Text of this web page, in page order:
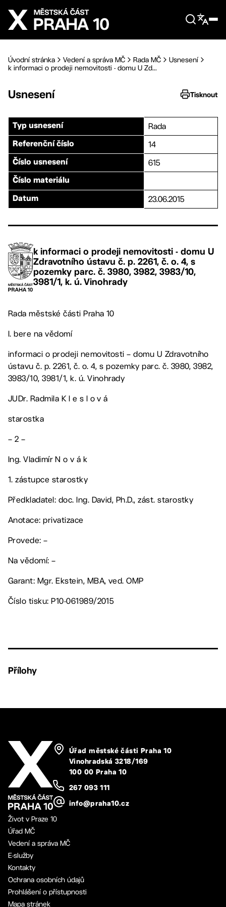
Přejít na hlavní obsah
Úvodní stránka Vedení a správa MČ Rada MČ
Usnesení
k informaci o prodeji nemovitosti - domu U Zd...
Usnesení Tisknout
Typ usnesení Rada
Referenční číslo 14
Číslo usnesení 615
Číslo materiálu
Datum 23.06.2015
k informaci o prodeji nemovitosti - domu U
Zdravotního ústavu č. p. 2261, č. o. 4, s
pozemky parc. č. 3980, 3982, 3983/10,
3981/1, k. ú. Vinohrady
Rada městské části Praha 10
I. bere na vědomí
informaci o prodeji nemovitosti – domu U Zdravotního
ústavu č. p. 2261, č. o. 4, s pozemky parc. č. 3980, 3982,
3983/10, 3981/1, k. ú. Vinohrady
JUDr. Radmila K l e s l o v á
starostka
– 2 –
Ing. Vladimír N o v á k
1. zástupce starostky
Předkladatel: doc. Ing. David, Ph.D., zást. starostky
Anotace: privatizace
Provede: –
Na vědomí: –
Garant: Mgr. Ekstein, MBA, ved. OMP
Číslo tisku: P10-061989/2015
Přílohy
Úřad městské části Praha 10
Vinohradská 3218/169
100 00 Praha 10
267 093 111
info@praha10.cz
Život v Praze 10
Úřad MČ
Vedení a správa MČ
E-služby
Kontakty
Ochrana osobních údajů
Prohlášení o přístupnosti
Mapa stránek